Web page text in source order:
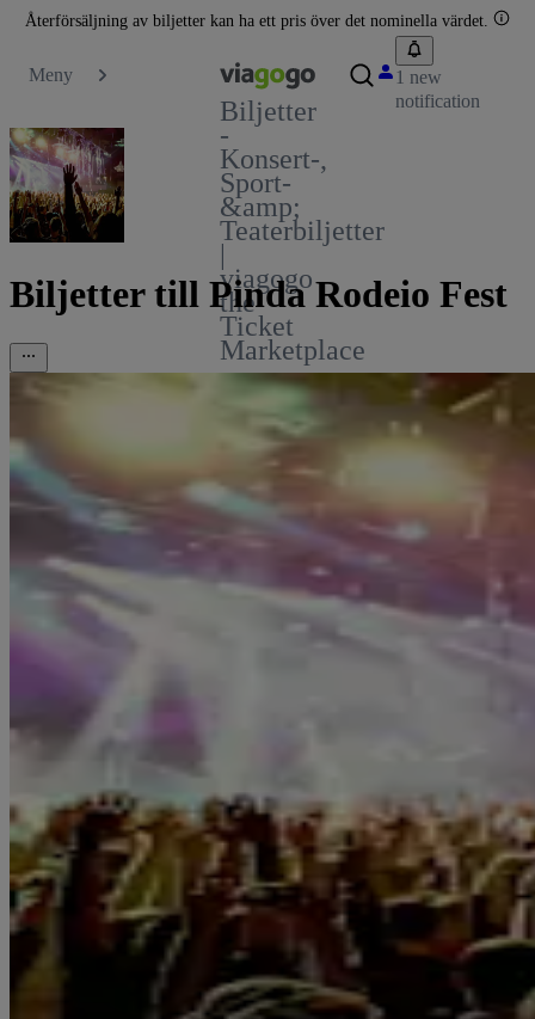
Återförsäljning av biljetter kan ha ett pris över det nominella värdet.
Meny
Biljetter
-
Konsert-,
Sport-
&amp;
Teaterbiljetter
|
viagogo
the
Ticket
Marketplace
1 new
notification
Biljetter till Pinda Rodeio Fest